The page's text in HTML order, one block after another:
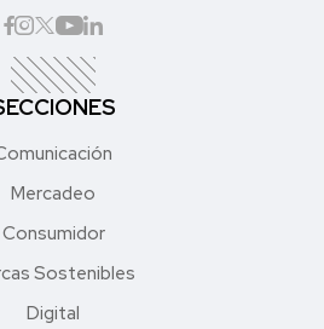
Mercadeo
Consumidor
Sostenibles
Digital